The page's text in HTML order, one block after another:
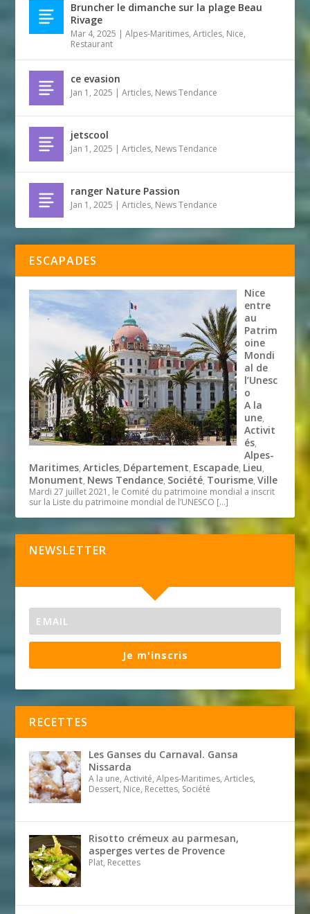
Bruncher le dimanche sur la plage Beau
Rivage
Mar 4, 2025 |Alpes-Maritimes,Articles, Nice,
Restaurant
ce evasion
Jan 1, 2025 |Articles, News Tendance
jetscool
Jan 1, 2025 |Articles, News Tendance
ranger Nature Passion
Jan 1, 2025 |Articles, News Tendance
ESCAPADES
Nice
entre
au
Patrim
oine
Mondi
al de
l’Unesc
o
A la
une,
Activit
és,
Alpes-
Maritimes,Articles, Département, Escapade, Lieu,
Monument, News Tendance, Société, Tourisme,Ville
Mardi 27 juillet 2021, le Comité du patrimoine mondial a inscrit
sur la Liste du patrimoine mondial de l’UNESCO […]
NEWSLETTER
Je m'inscris
RECETTES
Les Ganses du Carnaval. Gansa
Nissarda
A la une, Activité, Alpes-Maritimes, Articles,
Dessert, Nice, Recettes, Société
Risotto crémeux au parmesan,
asperges vertes de Provence
Plat, Recettes